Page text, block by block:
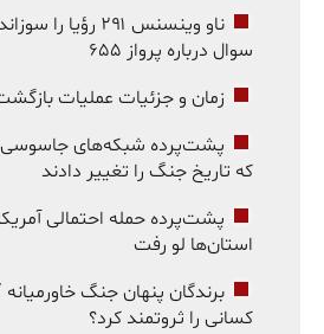
سوال درباره پرواز ۶۵۵
زمان و جزئیات عملیات
پشت‌پرده شبکه‌های جاسوسی
که تاریخ جنگ را تغییر دادند
پشت‌پرده حمله احتمالی
استان‌ها لو رفت
کسانی را ثروتمند کرد؟